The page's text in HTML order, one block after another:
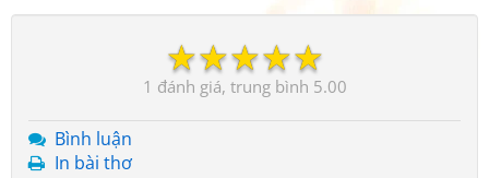
☆
☆
☆
☆
☆
1 5.00
Bình luận
In bài thơ